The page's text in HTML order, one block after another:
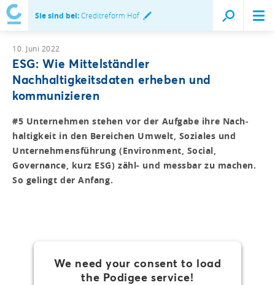
Sie sind bei:Creditreform Hof
10. Juni 2022
ESG: Wie Mittelständler
Nachhaltigkeitsdaten erheben und
kommunizieren
#5 Unternehmen stehen vor der Aufgabe ihre Nach­
haltigkeit in den Bereichen Umwelt, Soziales und
Unter­nehmensführung (Environment, Social,
Governance, kurz ESG) zähl- und messbar zu machen.
So gelingt der Anfang.
We need your consent to load
the Podigee service!